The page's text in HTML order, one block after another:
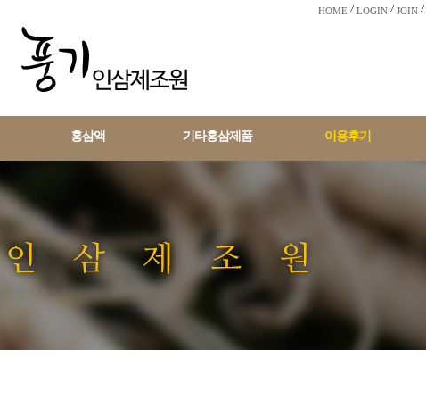
HOME LOGIN JOIN
홍삼액 기타홍삼제품 이용후기